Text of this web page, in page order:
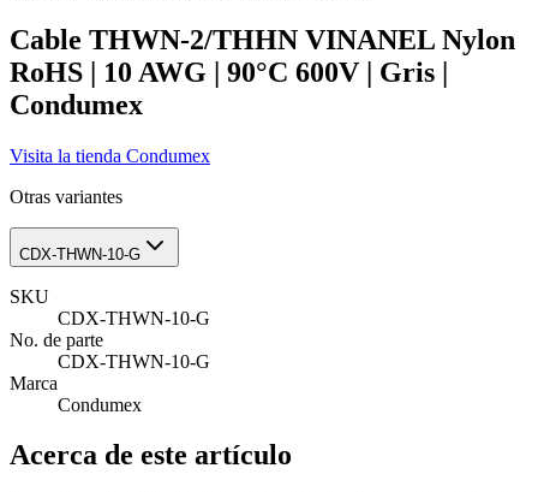
Cable THWN-2/THHN VINANEL Nylon
RoHS | 10 AWG | 90°C 600V | Gris |
Condumex
Visita la tienda Condumex
Otras variantes
CDX-THWN-10-G
SKU
CDX-THWN-10-G
No. de parte
CDX-THWN-10-G
Marca
Condumex
Acerca de este artículo